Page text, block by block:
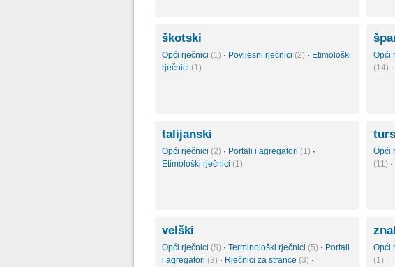
škotski
Opći rječnici (1) · Povijesni rječnici (2) · Etimološki
rječnici (1)
Opći
(14) ·
talijanski
Opći rječnici (2) · Portali i agregatori (1) ·
Etimološki rječnici (1)
Opći
(11) ·
velški
Opći rječnici (5) · Terminološki rječnici (5) · Portali
i agregatori (3) · Rječnici za strance (3) ·
Opći
(1)